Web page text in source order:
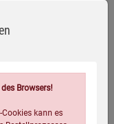
Browsers!
kann es